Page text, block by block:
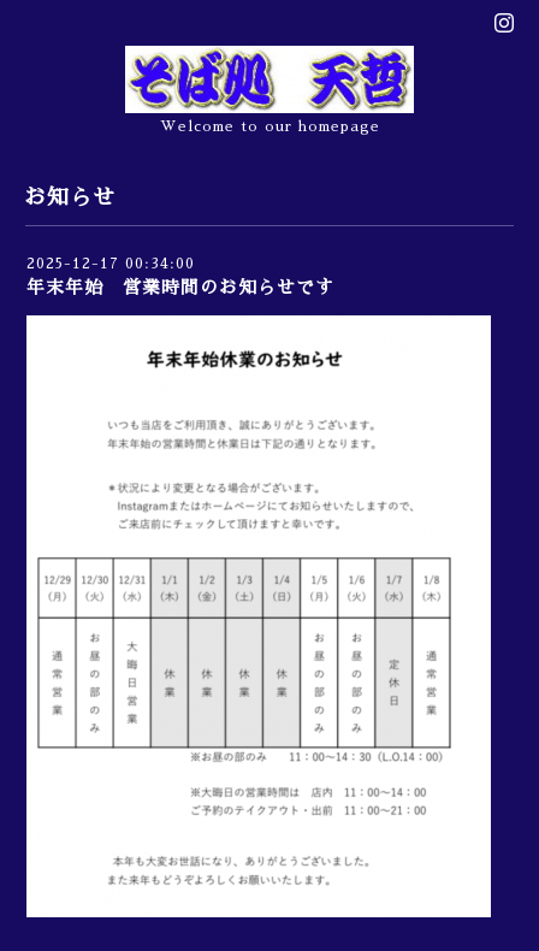
Welcome to our homepage
お知らせ
2025-12-17 00:34:00
年末年始 営業時間のお知らせです